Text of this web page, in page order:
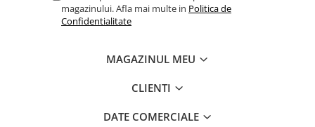
magazinului. Afla mai multe in Politica de
Confidentialitate
MAGAZINUL MEU
CLIENTI
DATE COMERCIALE